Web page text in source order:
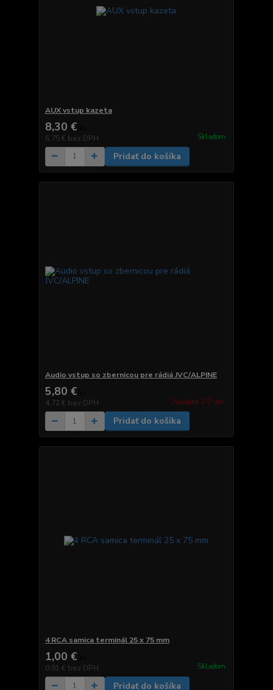
AUX vstup kazeta
8,30 €
6,75 € bez DPH Skladom
Pridať do košíka
Audio vstup so zbernicou pre rádiá JVC/ALPINE
5,80 €
4,72 € bez DPH Zvyčajne 2-7 dni.
Pridať do košíka
4 RCA samica terminál 25 x 75 mm
1,00 €
0,81 € bez DPH Skladom
Pridať do košíka